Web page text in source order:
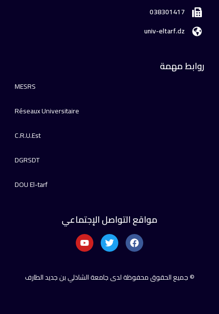
038301417
univ-eltarf.dz
روابط مهمة
MESRS
Réseaux Universitaire
C.R.U.Est
DGRSDT
DOU El-tarf
مواقع التواصل الإجتماعي
© جميع الحقوق محفوظة لدى جامعة الشاذلي بن جديد الطارف